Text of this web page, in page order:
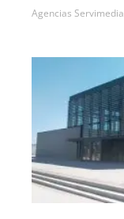
Agencias Servimedia